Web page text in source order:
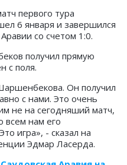
первого тура
6 января и завершился
со счетом 1:0.
получил прямую
с поля.
Он получил
с нами. Это очень
не на сегодняший матч,
нам его
игра», - сказал на
Эдмар Ласерда.